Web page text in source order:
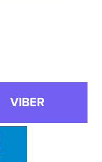
VIBER